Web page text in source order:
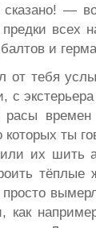
—
всех
балтов и
от тебя
с
расы
ты
их шить
как